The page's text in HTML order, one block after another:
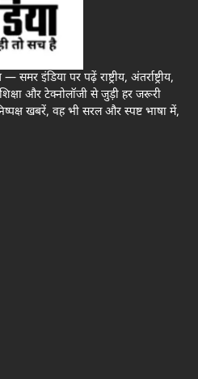
समर इंडिया पर पढ़ें राष्ट्रीय, अंतर्राष्ट्रीय,
और टेक्नोलॉजी से जुड़ी हर जरूरी
खबरें, वह भी सरल और स्पष्ट भाषा में,